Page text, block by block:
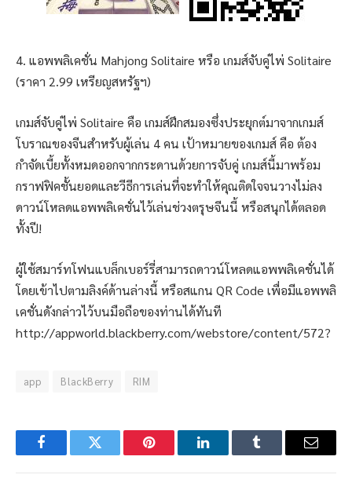
4. แอพพลิเคชั่น Mahjong Solitaire หรือ เกมส์จับคู่ไพ่ Solitaire
(ราคา 2.99 เหรียญสหรัฐฯ)
เกมส์จับคู่ไพ่ Solitaire คือ เกมส์ฝึกสมองซึ่งประยุกต์มาจากเกมส์
โบราณของจีนสำหรับผู้เล่น 4 คน เป้าหมายของเกมส์ คือ ต้อง
กำจัดเบี้ยทั้งหมดออกจากกระดานด้วยการจับคู่ เกมส์นี้มาพร้อม
กราฟฟิคชั้นยอดและวีธีการเล่นที่จะทำให้คุณติดใจจนวางไม่ลง
ดาวน์โหลดแอพพลิเคชั่นไว้เล่นช่วงตรุษจีนนี้ หรือสนุกได้ตลอด
ทั้งปี!
ผู้ใช้สมาร์ทโฟนแบล็กเบอร์รี่สามารถดาวน์โหลดแอพพลิเคชั่นได้
โดยเข้าไปตามลิงค์ด้านล่างนี้ หรือสแกน QR Code เพื่อมีแอพพลิ
เคชั่นดังกล่าวไว้บนมือถือของท่านได้ทันที
http://appworld.blackberry.com/webstore/content/572?
app BlackBerry RIM
FacebookTwitter Pinterest LinkedInTumblr Email